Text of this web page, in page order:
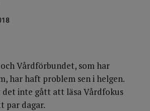
Vårdförbundet, som har
har haft problem sen i helgen.
inte gått att läsa Vårdfokus
par dagar.